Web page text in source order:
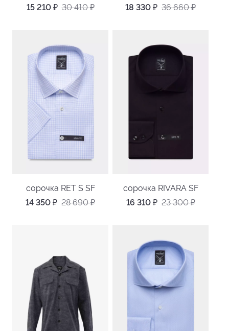
15 210 ₽ 30 410₽
18 330 ₽ 36 660₽
сорочка RET S SF
14 350 ₽ 28 690₽
сорочка RIVARA SF
16 310 ₽ 23 300₽